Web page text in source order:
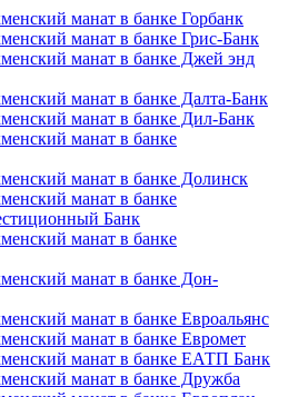
манат в банке Горбанк
манат в банке Грис-Банк
манат в банке Джей энд
манат в банке Далта-Банк
манат в банке Дил-Банк
манат в банке
манат в банке Долинск
манат в банке
Банк
манат в банке
манат в банке Дон-
манат в банке Евроальянс
манат в банке Евромет
манат в банке ЕАТП Банк
манат в банке Дружба